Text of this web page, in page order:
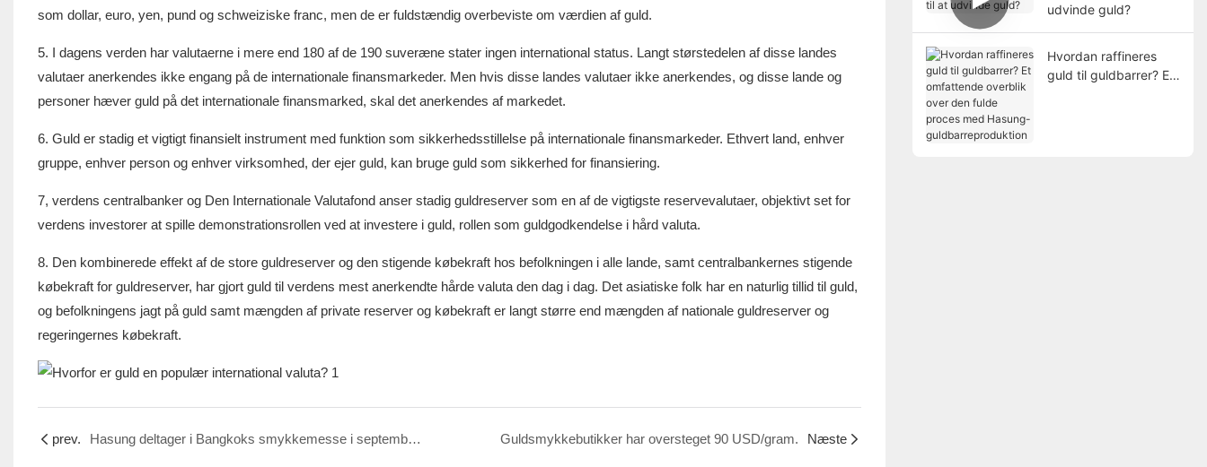
som dollar, euro, yen, pund og schweiziske franc, men de er fuldstændig overbeviste om værdien af ​​guld.
5. I dagens verden har valutaerne i mere end 180 af de 190 suveræne stater ingen international status. Langt størstedelen af ​​disse landes
valutaer anerkendes ikke engang på de internationale finansmarkeder. Men hvis disse landes valutaer ikke anerkendes, og disse lande og
personer hæver guld på det internationale finansmarked, skal det anerkendes af markedet.
6. Guld er stadig et vigtigt finansielt instrument med funktion som sikkerhedsstillelse på internationale finansmarkeder. Ethvert land, enhver
gruppe, enhver person og enhver virksomhed, der ejer guld, kan bruge guld som sikkerhed for finansiering.
7, verdens centralbanker og Den Internationale Valutafond anser stadig guldreserver som en af ​​de vigtigste reservevalutaer, objektivt set for
verdens investorer at spille demonstrationsrollen ved at investere i guld, rollen som guldgodkendelse i hård valuta.
8. Den kombinerede effekt af de store guldreserver og den stigende købekraft hos befolkningen i alle lande, samt centralbankernes stigende
købekraft for guldreserver, har gjort guld til verdens mest anerkendte hårde valuta den dag i dag. Det asiatiske folk har en naturlig tillid til guld,
og befolkningens jagt på guld samt mængden af ​​private reserver og købekraft er langt større end mængden af ​​nationale guldreserver og
regeringernes købekraft.
prev. Hasung deltager i Bangkoks smykkemesse i september 2023 den 6.-10. september. Guldsmykkebutikker har oversteget 90 USD/gram. Næste
udvinde guld?
Hvordan raffineres
guld til guldbarrer? Et